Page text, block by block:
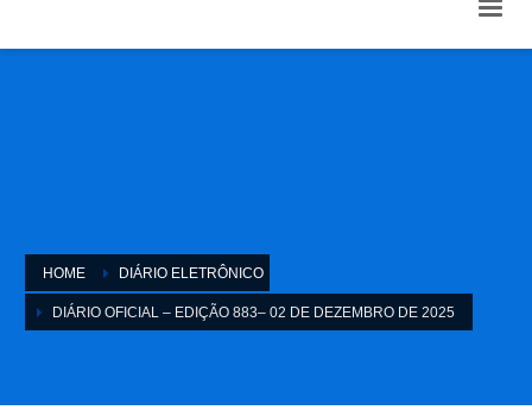
HOME DIÁRIO ELETRÔNICO
DIÁRIO OFICIAL – EDIÇÃO 883– 02 DE DEZEMBRO DE 2025